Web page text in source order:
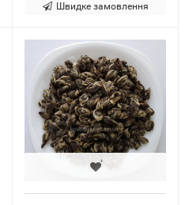
Швидке замовлення